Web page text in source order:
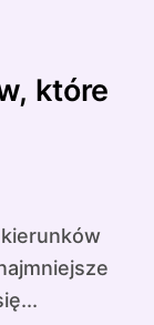
które